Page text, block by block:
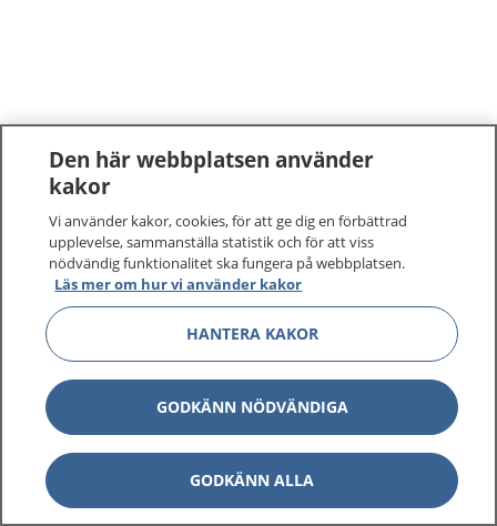
Den här webbplatsen använder
kakor
Vi använder kakor, cookies, för att ge dig en förbättrad
upplevelse, sammanställa statistik och för att viss
nödvändig funktionalitet ska fungera på webbplatsen.
Läs mer om hur vi använder kakor
HANTERA KAKOR
GODKÄNN NÖDVÄNDIGA
GODKÄNN ALLA